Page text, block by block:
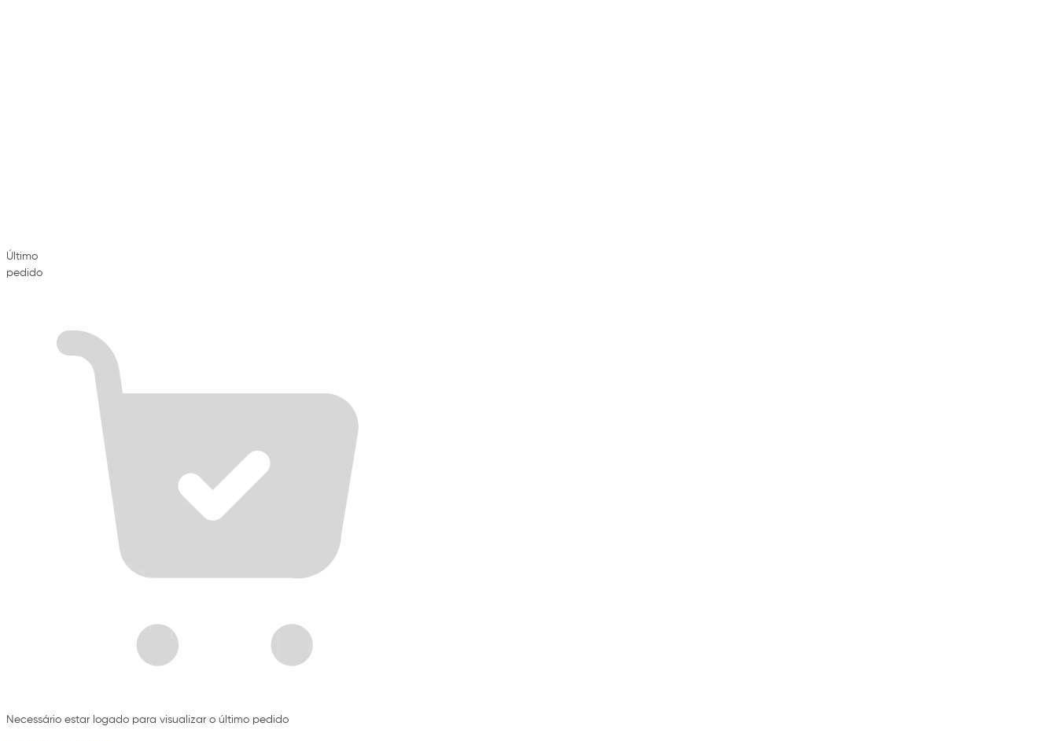
Último
pedido
Necessário estar logado para visualizar o último pedido